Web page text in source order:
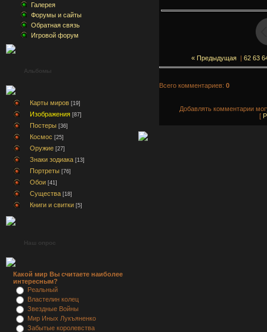
Галерея
Форумы и сайты
Обратная связь
Игровой форум
Альбомы
Карты миров [19]
Изображения [87]
Постеры [36]
Космос [25]
Оружие [27]
Знаки зодиака [13]
Портреты [76]
Обои [41]
Существа [18]
Книги и свитки [5]
Наш опрос
Какой мир Вы считаете наиболее
интересным?
Реальный
Властелин колец
Звездные Войны
Мир Иных Лукъяненко
Забытые королевства
« Предыдущая | 62 63
Всего комментариев: 0
Добавлять комментарии
[